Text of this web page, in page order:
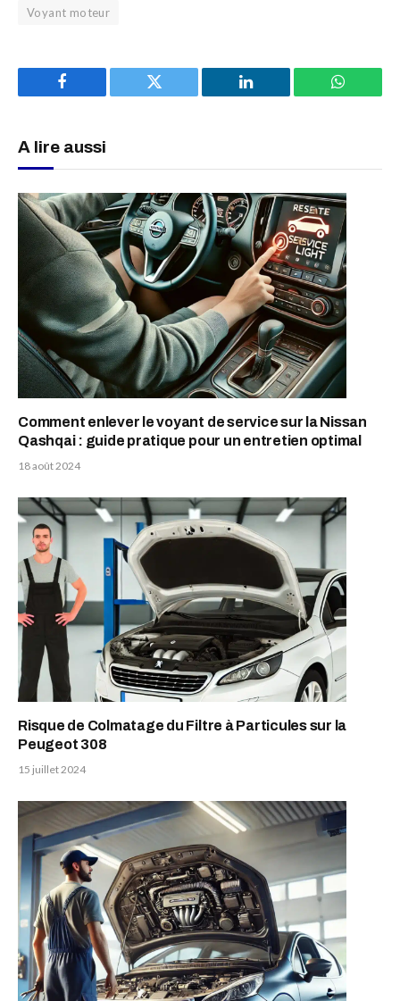
Voyant moteur
Facebook Twitter LinkedIn
A lire aussi
Comment enlever le voyant de service sur la Nissan
Qashqai : guide pratique pour un entretien optimal
18 août 2024
Risque de Colmatage du Filtre à Particules sur la
Peugeot 308
15 juillet 2024